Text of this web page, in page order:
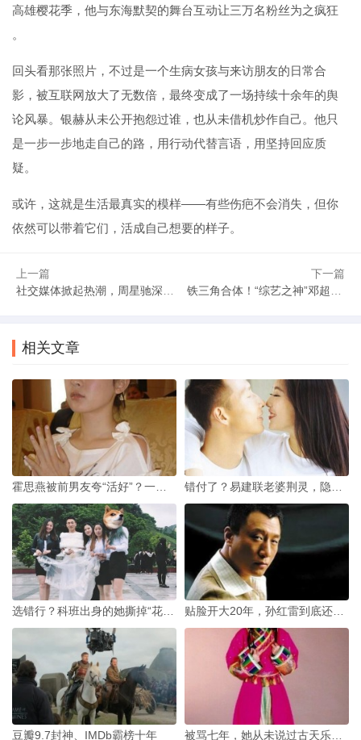
高雄樱花季，他与东海默契的舞台互动让三万名粉丝为之疯狂
。
回头看那张照片，不过是一个生病女孩与来访朋友的日常合
影，被互联网放大了无数倍，最终变成了一场持续十余年的舆
论风暴。银赫从未公开抱怨过谁，也从未借机炒作自己。他只
是一步一步地走自己的路，用行动代替言语，用坚持回应质
疑。
或许，这就是生活最真实的模样——有些伤疤不会消失，但你
依然可以带着它们，活成自己想要的样子。
上一篇
社交媒体掀起热潮，周星驰深藏十多年的另一面，终于浮出水面
下一篇
铁三角合体！“综艺之神”邓超的喜剧面具下，藏着怎样的真实人生？
相关文章
豆瓣9.7封神、IMDb霸榜十年